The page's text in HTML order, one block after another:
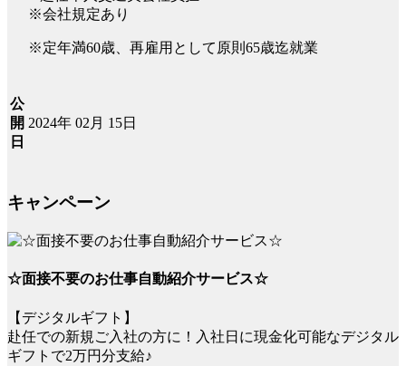
※会社規定あり
※定年満60歳、再雇用として原則65歳迄就業
公
開
日
2024年 02月 15日
キャンペーン
☆面接不要のお仕事自動紹介サービス☆
【デジタルギフト】
赴任での新規ご入社の方に！入社日に現金化可能なデジタル
ギフトで2万円分支給♪